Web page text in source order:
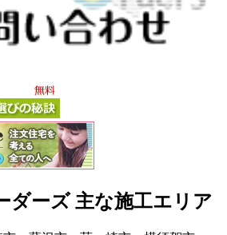
ダーズ 主な施工エリア